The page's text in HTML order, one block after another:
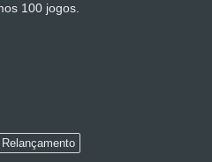
100 jogos.
Relançamento